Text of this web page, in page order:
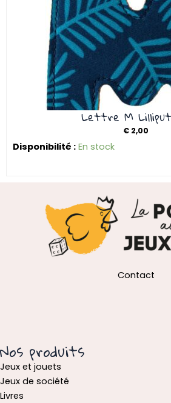
Lettre M
€ 2,00
Disponibilité : En stock
Contact
Nos produits
Jeux et jouets
Jeux de société
Livres